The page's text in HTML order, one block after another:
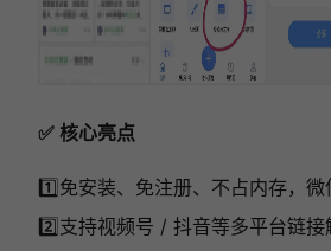
✅ 核心亮点
1️⃣免安装、免注册、不占内存，微
2️⃣支持视频号 / 抖音等多平台链接